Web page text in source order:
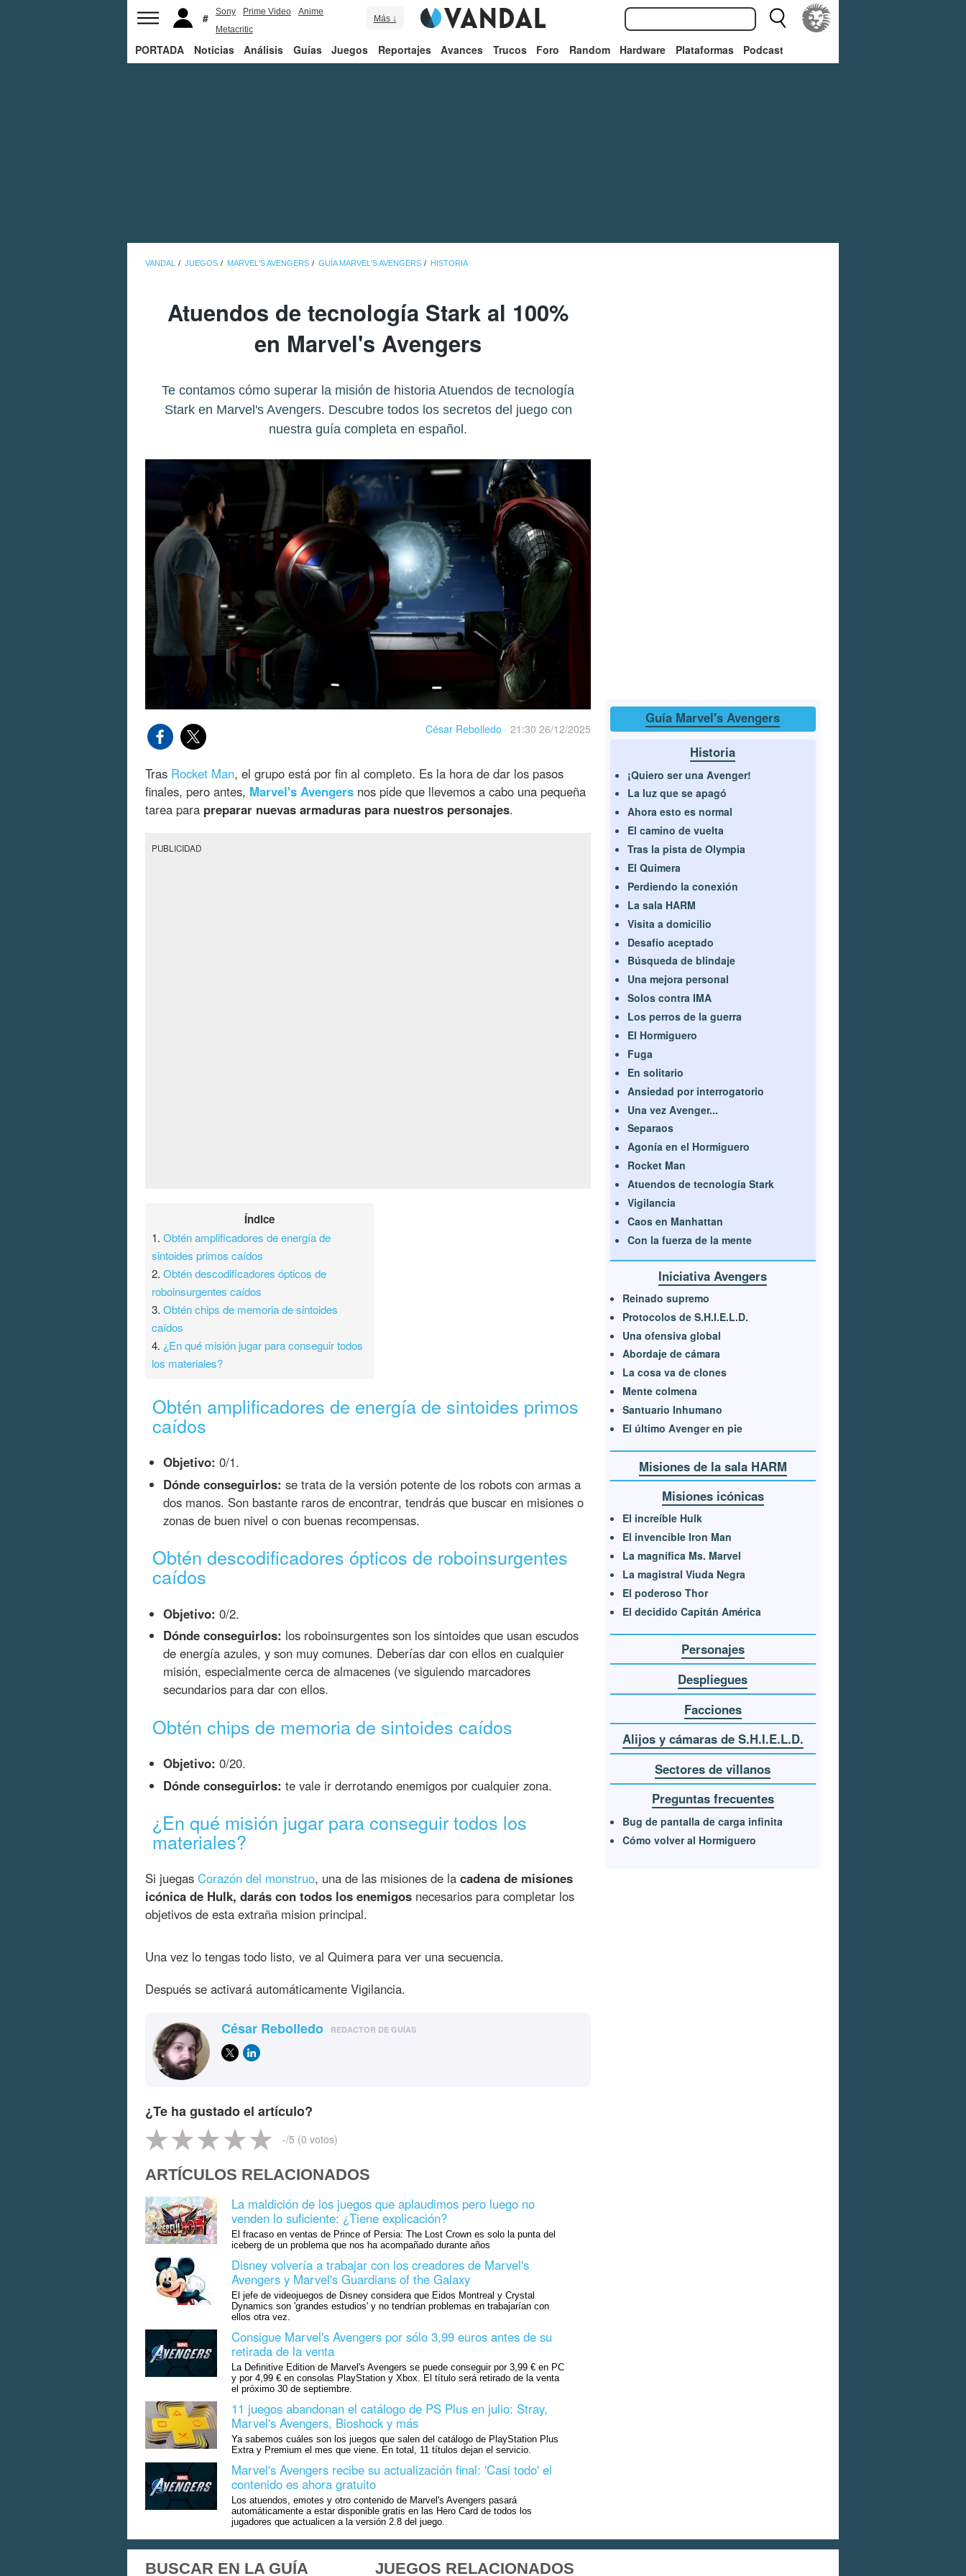
Sony Prime Video
Anime
Metacritic
Más ↓
PORTADA Noticias Análisis Guías Juegos Reportajes Avances Trucos Foro Random Hardware Plataformas Podcast
VANDAL JUEGOS MARVEL'S AVENGERS GUÍA MARVEL'S AVENGERS HISTORIA
Atuendos de tecnología Stark al 100%
en Marvel's Avengers
Te contamos cómo superar la misión de historia Atuendos de tecnología
Stark en Marvel's Avengers. Descubre todos los secretos del juego con
nuestra guía completa en español.
César Rebolledo · 21:30 26/12/2025
Tras Rocket Man, el grupo está por fin al completo. Es la hora de dar los pasos
finales, pero antes, Marvel's Avengers nos pide que llevemos a cabo una pequeña
tarea para preparar nuevas armaduras para nuestros personajes.
PUBLICIDAD
Índice
1.Obtén amplificadores de energía de
sintoides primos caídos
2.Obtén descodificadores ópticos de
roboinsurgentes caídos
3.Obtén chips de memoria de sintoides
caídos
4. ¿En qué misión jugar para conseguir todos
los materiales?
Obtén amplificadores de energía de sintoides primos
caídos
Objetivo: 0/1.
Dónde conseguirlos: se trata de la versión potente de los robots con armas a
dos manos. Son bastante raros de encontrar, tendrás que buscar en misiones o
zonas de buen nivel o con buenas recompensas.
Obtén descodificadores ópticos de roboinsurgentes
caídos
Objetivo: 0/2.
Dónde conseguirlos: los roboinsurgentes son los sintoides que usan escudos
de energía azules, y son muy comunes. Deberías dar con ellos en cualquier
misión, especialmente cerca de almacenes (ve siguiendo marcadores
secundarios para dar con ellos.
Obtén chips de memoria de sintoides caídos
Objetivo: 0/20.
Dónde conseguirlos: te vale ir derrotando enemigos por cualquier zona.
¿En qué misión jugar para conseguir todos los
materiales?
Si juegas Corazón del monstruo, una de las misiones de la cadena de misiones
icónica de Hulk, darás con todos los enemigos necesarios para completar los
objetivos de esta extraña mision principal.
Una vez lo tengas todo listo, ve al Quimera para ver una secuencia.
Después se activará automáticamente Vigilancia.
César Rebolledo REDACTOR DE GUÍAS
¿Te ha gustado el artículo?
-/5 (0 votos)
ARTÍCULOS RELACIONADOS
La maldición de los juegos que aplaudimos pero luego no
venden lo suficiente: ¿Tiene explicación?
El fracaso en ventas de Prince of Persia: The Lost Crown es solo la punta del
iceberg de un problema que nos ha acompañado durante años
Disney volvería a trabajar con los creadores de Marvel's
Avengers y Marvel's Guardians of the Galaxy
El jefe de videojuegos de Disney considera que Eidos Montreal y Crystal
Dynamics son 'grandes estudios' y no tendrían problemas en trabajarían con
ellos otra vez.
Consigue Marvel's Avengers por sólo 3,99 euros antes de su
retirada de la venta
La Definitive Edition de Marvel's Avengers se puede conseguir por 3,99 € en PC
y por 4,99 € en consolas PlayStation y Xbox. El título será retirado de la venta
el próximo 30 de septiembre.
11 juegos abandonan el catálogo de PS Plus en julio: Stray,
Marvel's Avengers, Bioshock y más
Ya sabemos cuáles son los juegos que salen del catálogo de PlayStation Plus
Extra y Premium el mes que viene. En total, 11 títulos dejan el servicio.
Marvel's Avengers recibe su actualización final: 'Casi todo' el
contenido es ahora gratuito
Los atuendos, emotes y otro contenido de Marvel's Avengers pasará
automáticamente a estar disponible gratis en las Hero Card de todos los
jugadores que actualicen a la versión 2.8 del juego.
Guía Marvel's Avengers
Historia
¡Quiero ser una Avenger!
La luz que se apagó
Ahora esto es normal
El camino de vuelta
Tras la pista de Olympia
El Quimera
Perdiendo la conexión
La sala HARM
Visita a domicilio
Desafío aceptado
Búsqueda de blindaje
Una mejora personal
Solos contra IMA
Los perros de la guerra
El Hormiguero
Fuga
En solitario
Ansiedad por interrogatorio
Una vez Avenger...
Separaos
Agonía en el Hormiguero
Rocket Man
Atuendos de tecnología Stark
Vigilancia
Caos en Manhattan
Con la fuerza de la mente
Iniciativa Avengers
Reinado supremo
Protocolos de S.H.I.E.L.D.
Una ofensiva global
Abordaje de cámara
La cosa va de clones
Mente colmena
Santuario Inhumano
El último Avenger en pie
Misiones de la sala HARM
Misiones icónicas
El increíble Hulk
El invencible Iron Man
La magnífica Ms. Marvel
La magistral Viuda Negra
El poderoso Thor
El decidido Capitán América
Personajes
Despliegues
Facciones
Alijos y cámaras de S.H.I.E.L.D.
Sectores de villanos
Preguntas frecuentes
Bug de pantalla de carga infinita
Cómo volver al Hormiguero
BUSCAR EN LA GUÍA JUEGOS RELACIONADOS